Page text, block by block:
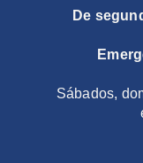
De
Sábados,